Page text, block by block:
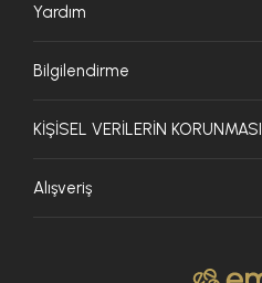
Yardım
Bilgilendirme
KİŞİSEL VERİLERİN KORUNMASI
Alışveriş